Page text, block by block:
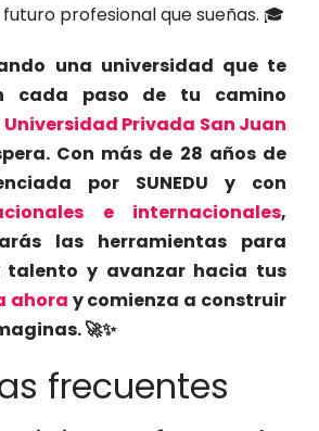
profesional que sueñas. 🎓
una universidad que te
cada paso de tu camino
Universidad Privada San Juan
Con más de 28 años de
por SUNEDU y con
e internacionales,
las herramientas para
talento y avanzar hacia tus
ahora y comienza a construir
🚀✨
frecuentes